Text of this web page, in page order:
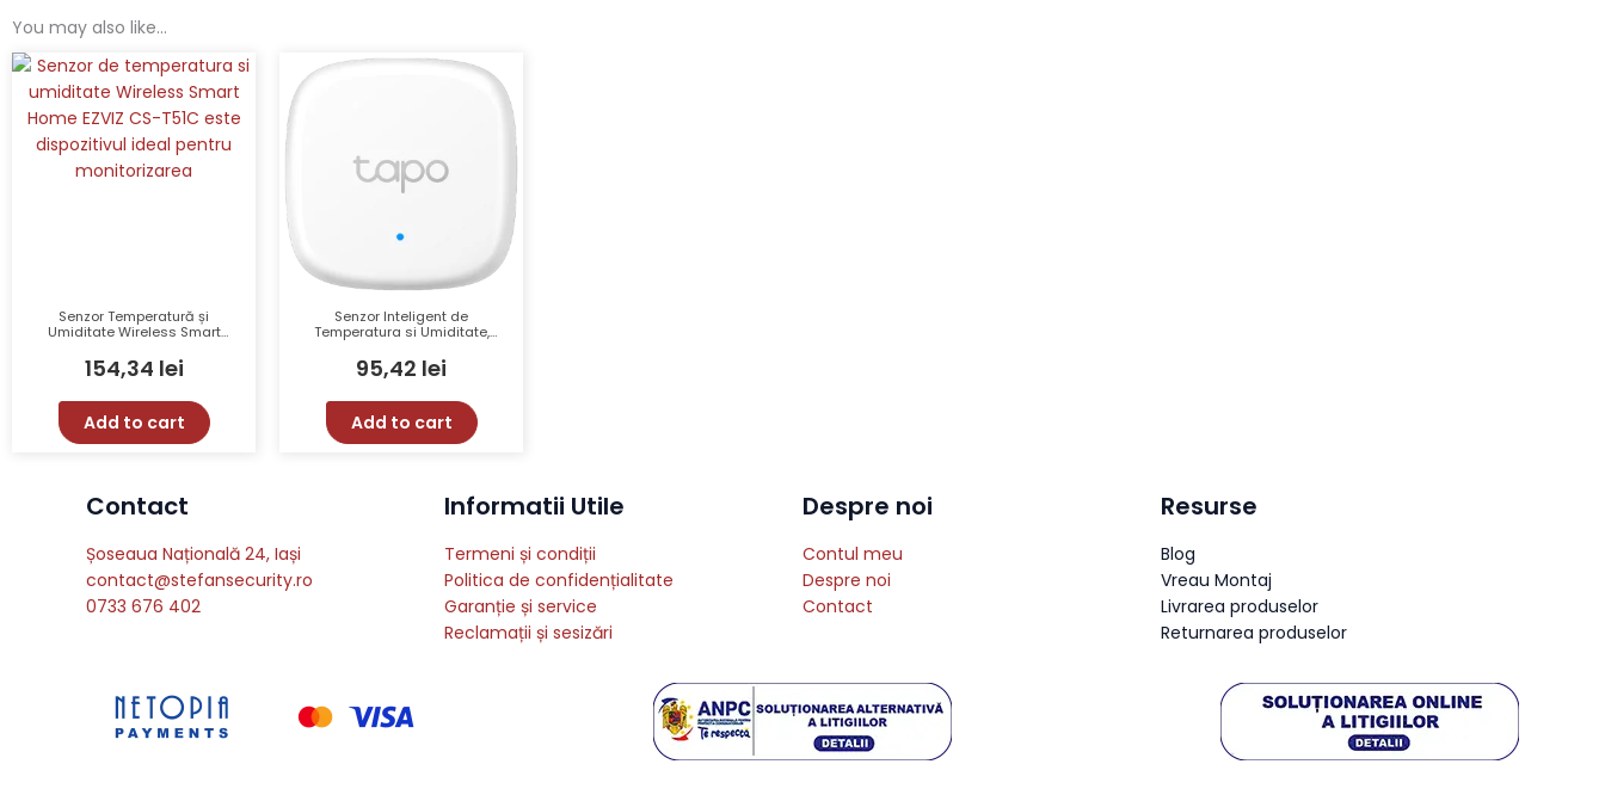
You may also like…
Senzor Temperatură și
Umiditate Wireless Smart
Monitorizare Preciză, Notificări
Inteligente, Design Compact
154,34 lei
Add to cart
Senzor Inteligent de
Temperatura si Umiditate,
TapoT310
95,42 lei
Add to cart
Contact
Șoseaua Națională 24, Iași
contact@stefansecurity.ro
0733 676 402
Informatii Utile
Termeni și condiții
Politica de confidențialitate
Garanție și service
Reclamații și sesizări
Despre noi
Contul meu
Despre noi
Contact
Resurse
Blog
Vreau Montaj
Livrarea produselor
Returnarea produselor